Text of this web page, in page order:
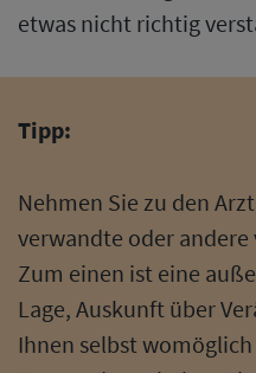
etwas nicht richtig
Tipp:
Nehmen Sie zu den
verwandte oder
Zum einen ist eine
Lage, Auskunft über
Ihnen selbst